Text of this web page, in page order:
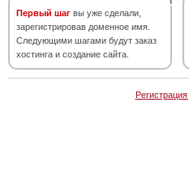
Первый шаг вы уже сделали,
зарегистрировав доменное имя.
Следующими шагами будут заказ
хостинга и создание сайта.